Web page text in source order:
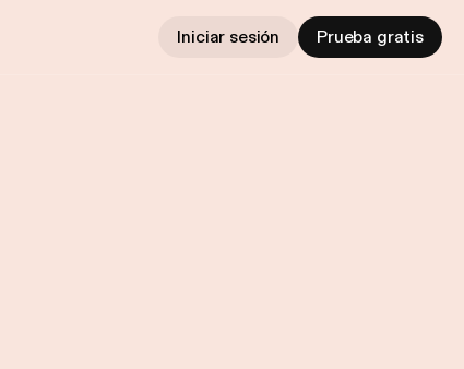
Iniciar sesión Prueba gratis